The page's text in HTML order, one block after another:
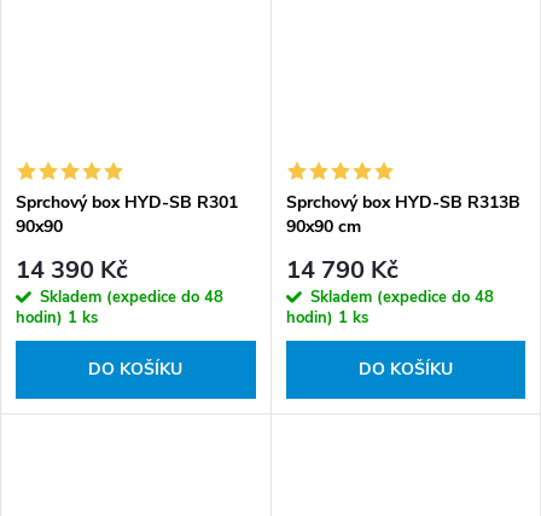
Sprchový box HYD-SB R301
90x90
14 390 Kč
Skladem (expedice do 48
hodin) 1 ks
DO KOŠÍKU
Sprchový box HYD-SB R313B
90x90 cm
14 790 Kč
Skladem (expedice do 48
hodin) 1 ks
DO KOŠÍKU